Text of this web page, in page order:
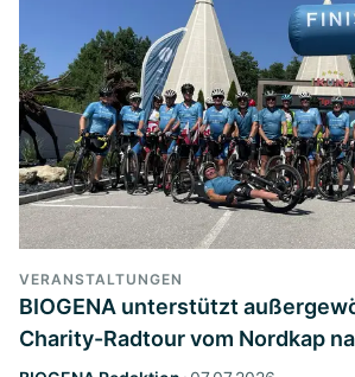
VERANSTALTUNGEN
BIOGENA unterstützt
Charity-Radtour vom Nordkap